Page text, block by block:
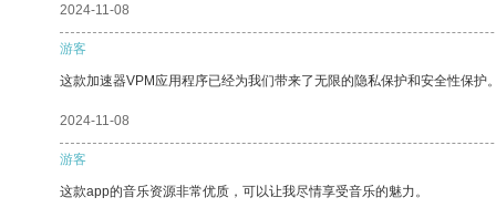
2024-11-08
游客
这款加速器VPM应用程序已经为我们带来了无限的隐私保护和安全性保护
2024-11-08
游客
这款app的音乐资源非常优质，可以让我尽情享受音乐的魅力。